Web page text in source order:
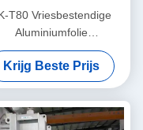
T80 Vriesbestendige
Aluminiumfolie
1000 ml
Milieuvriendelijke
Productiemachine
Krijg Beste Prijs